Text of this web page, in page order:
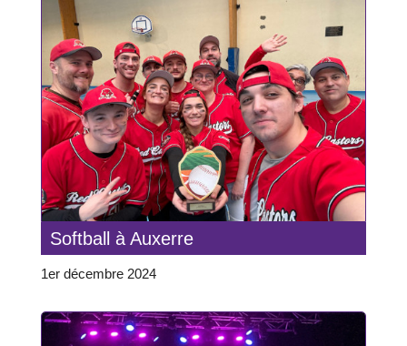
Softball à Auxerre
1er décembre 2024